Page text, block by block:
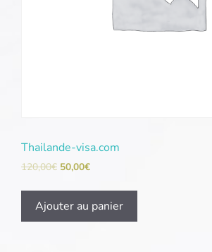
Thailande-visa.com
120,00€ 50,00€
Ajouter au panier